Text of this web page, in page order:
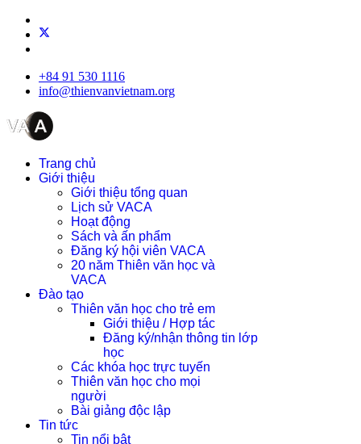
+84 91 530 1116
info@thienvanvietnam.org
Trang chủ
Giới thiệu
Giới thiệu tổng quan
Lịch sử VACA
Hoạt động
Sách và ấn phẩm
Đăng ký hội viên VACA
20 năm Thiên văn học và
VACA
Đào tạo
Thiên văn học cho trẻ em
Giới thiệu / Hợp tác
Đăng ký/nhận thông tin lớp
học
Các khóa học trực tuyến
Thiên văn học cho mọi
người
Bài giảng độc lập
Tin tức
Tin nổi bật